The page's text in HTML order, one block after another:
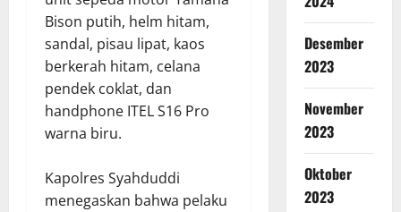
Bison putih, helm hitam,
sandal, pisau lipat, kaos
berkerah hitam, celana
pendek coklat, dan
handphone ITEL S16 Pro
warna biru.
Kapolres Syahduddi
menegaskan bahwa pelaku
Desember
2023
November
2023
Oktober
2023